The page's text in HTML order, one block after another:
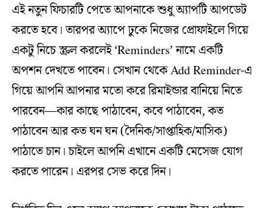
এই নতুন ফিচারটি পেতে আপনাকে শুধু অ্যাপটি আপডেট
করতে হবে। তারপর অ্যাপে ঢুকে নিজের প্রোফাইলে গিয়ে
একটু নিচে স্ক্রল করলেই ‘Reminders’ নামে একটি
অপশন দেখতে পাবেন। সেখান থেকে Add Reminder-এ
গিয়ে আপনি আপনার মতো করে রিমাইন্ডার বানিয়ে নিতে
পারবেন—কার কাছে পাঠাবেন, কবে পাঠাবেন, কত
পাঠাবেন আর কত ঘন ঘন (দৈনিক/সাপ্তাহিক/মাসিক)
পাঠাতে চান। চাইলে আপনি এখানে একটি মেসেজ যোগ
করতে পারেন। এরপর সেভ করে দিন।